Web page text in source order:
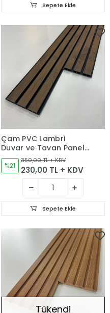
Sepete Ekle
Çam PVC Lambri
Duvar ve Tavan Paneli
12cm
%21
350,00 TL + KDV
230,00 TL + KDV
Sepete Ekle
Tükendi